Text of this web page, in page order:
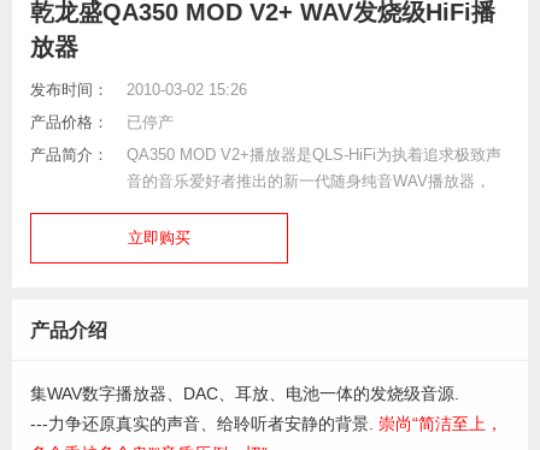
乾龙盛QA350 MOD V2+ WAV发烧级HiFi播
放器
发布时间：
2010-03-02 15:26
产品价格：
已停产
产品简介：
QA350 MOD V2+播放器是QLS-HiFi为执着追求极致声
音的音乐爱好者推出的新一代随身纯音WAV播放器，
立即购买
产品介绍
集WAV数字播放器、DAC、耳放、电池一体的发烧级音源.
---力争还原真实的声音、给聆听者安静的背景. 崇尚“简洁至上，